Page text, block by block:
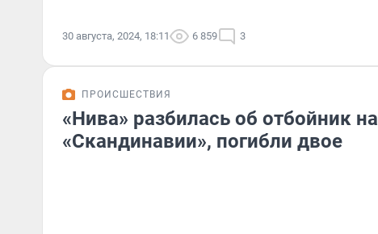
30 августа, 2024, 18:11 6 859 3
ПРОИСШЕСТВИЯ
«Нива» разбилась об отбойник на
«Скандинавии», погибли двое